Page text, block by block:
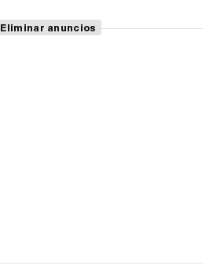
Eliminar anuncios